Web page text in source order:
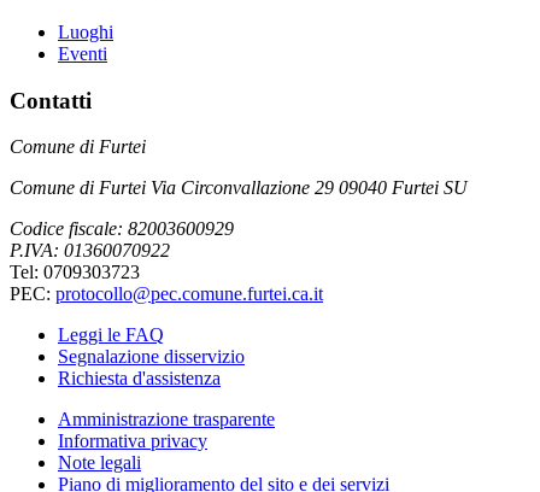
Luoghi
Eventi
Contatti
Comune di Furtei
Comune di Furtei Via Circonvallazione 29 09040 Furtei SU
Codice fiscale: 82003600929
P.IVA: 01360070922
Tel: 0709303723
PEC: protocollo@pec.comune.furtei.ca.it
Leggi le FAQ
Segnalazione disservizio
Richiesta d'assistenza
Amministrazione trasparente
Informativa privacy
Note legali
Piano di miglioramento del sito e dei servizi